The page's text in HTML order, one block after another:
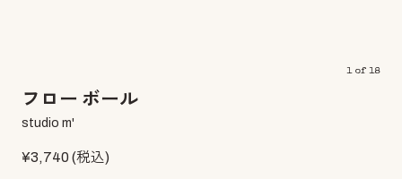
1of 18
フロー ボール
studio m'
¥3,740(税込)